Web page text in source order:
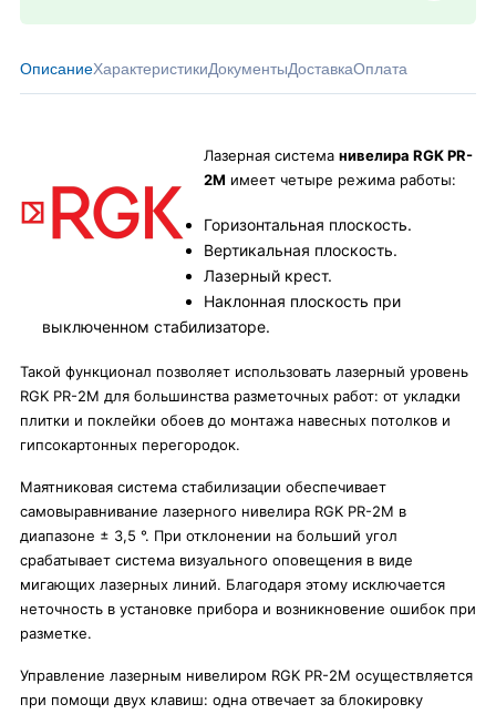
ОписаниеХарактеристикиДокументыДоставкаОплата
Лазерная система нивелира RGK PR-
2M имеет четыре режима работы:
Горизонтальная плоскость.
Вертикальная плоскость.
Лазерный крест.
Наклонная плоскость при
выключенном стабилизаторе.
Такой функционал позволяет использовать лазерный уровень
RGK PR-2M для большинства разметочных работ: от укладки
плитки и поклейки обоев до монтажа навесных потолков и
гипсокартонных перегородок.
Маятниковая система стабилизации обеспечивает
самовыравнивание лазерного нивелира RGK PR-2M в
диапазоне ± 3,5 °. При отклонении на больший угол
срабатывает система визуального оповещения в виде
мигающих лазерных линий. Благодаря этому исключается
неточность в установке прибора и возникновение ошибок при
разметке.
Управление лазерным нивелиром RGK PR-2M осуществляется
при помощи двух клавиш: одна отвечает за блокировку